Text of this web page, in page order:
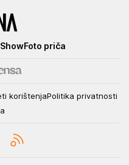
ShowFoto priča
korištenjaPolitika privatnosti